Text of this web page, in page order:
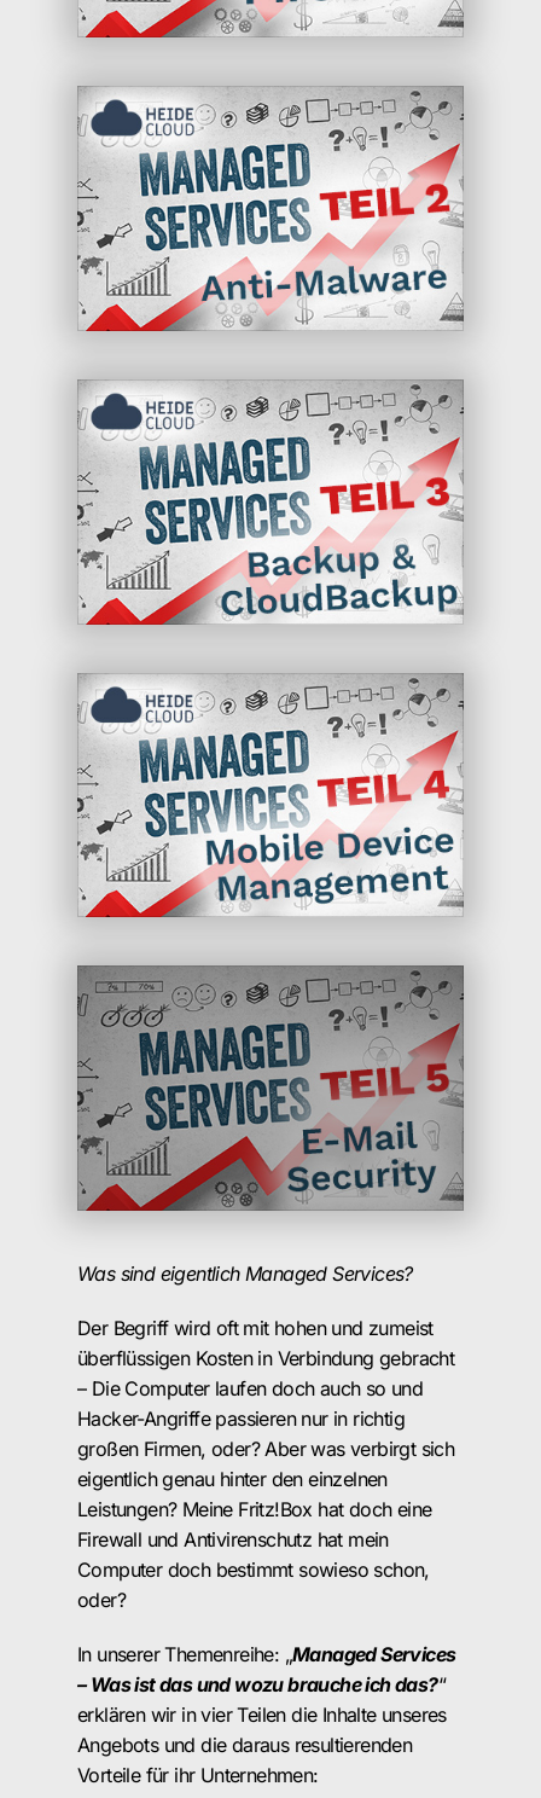
Was sind eigentlich Managed Services?
Der Begriff wird oft mit hohen und zumeist
überflüssigen Kosten in Verbindung gebracht
– Die Computer laufen doch auch so und
Hacker-Angriffe passieren nur in richtig
großen Firmen, oder? Aber was verbirgt sich
eigentlich genau hinter den einzelnen
Leistungen? Meine Fritz!Box hat doch eine
Firewall und Antivirenschutz hat mein
Computer doch bestimmt sowieso schon,
oder?
In unserer Themenreihe: „Managed Services
– Was ist das und wozu brauche ich das?“
erklären wir in vier Teilen die Inhalte unseres
Angebots und die daraus resultierenden
Vorteile für ihr Unternehmen: